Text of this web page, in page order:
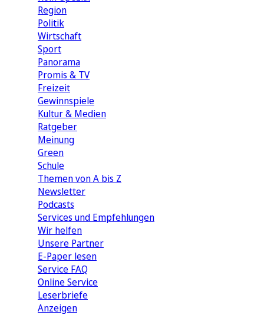
Region
Politik
Wirtschaft
Sport
Panorama
Promis & TV
Freizeit
Gewinnspiele
Kultur & Medien
Ratgeber
Meinung
Green
Schule
Themen von A bis Z
Newsletter
Podcasts
Services und Empfehlungen
Wir helfen
Unsere Partner
E-Paper lesen
Service FAQ
Online Service
Leserbriefe
Anzeigen